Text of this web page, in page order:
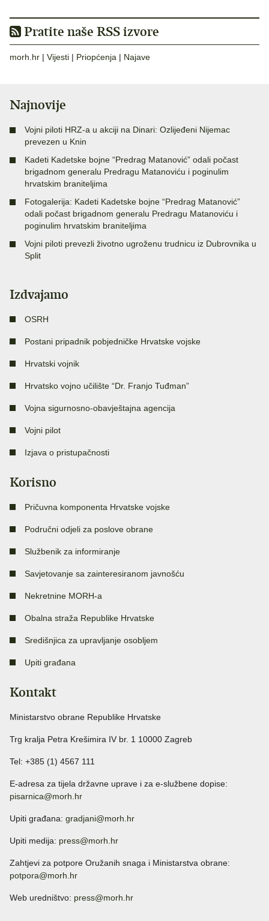
Pratite naše RSS izvore
morh.hr | Vijesti | Priopćenja | Najave
Najnovije
Vojni piloti HRZ-a u akciji na Dinari: Ozlijeđeni Nijemac
prevezen u Knin
Kadeti Kadetske bojne “Predrag Matanović” odali počast
brigadnom generalu Predragu Matanoviću i poginulim
hrvatskim braniteljima
Fotogalerija: Kadeti Kadetske bojne “Predrag Matanović”
odali počast brigadnom generalu Predragu Matanoviću i
poginulim hrvatskim braniteljima
Vojni piloti prevezli životno ugroženu trudnicu iz Dubrovnika u
Split
Izdvajamo
OSRH
Postani pripadnik pobjedničke Hrvatske vojske
Hrvatski vojnik
Hrvatsko vojno učilište “Dr. Franjo Tuđman”
Vojna sigurnosno-obavještajna agencija
Vojni pilot
Izjava o pristupačnosti
Korisno
Pričuvna komponenta Hrvatske vojske
Područni odjeli za poslove obrane
Službenik za informiranje
Savjetovanje sa zainteresiranom javnošću
Nekretnine MORH-a
Obalna straža Republike Hrvatske
Središnjica za upravljanje osobljem
Upiti građana
Kontakt
Ministarstvo obrane Republike Hrvatske
Trg kralja Petra Krešimira IV br. 1 10000 Zagreb
Tel: +385 (1) 4567 111
E-adresa za tijela državne uprave i za e-službene dopise:
pisarnica@morh.hr
Upiti građana: gradjani@morh.hr
Upiti medija: press@morh.hr
Zahtjevi za potpore Oružanih snaga i Ministarstva obrane:
potpora@morh.hr
Web uredništvo: press@morh.hr